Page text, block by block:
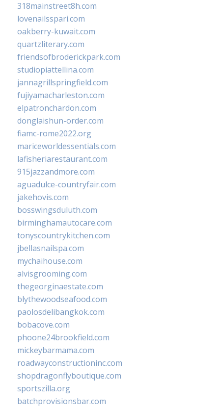
318mainstreet8h.com
lovenailsspari.com
oakberry-kuwait.com
quartzliterary.com
friendsofbroderickpark.com
studiopiattellina.com
jannagrillspringfield.com
fujiyamacharleston.com
elpatronchardon.com
donglaishun-order.com
fiamc-rome2022.org
mariceworldessentials.com
lafisheriarestaurant.com
915jazzandmore.com
aguadulce-countryfair.com
jakehovis.com
bosswingsduluth.com
birminghamautocare.com
tonyscountrykitchen.com
jbellasnailspa.com
mychaihouse.com
alvisgrooming.com
thegeorginaestate.com
blythewoodseafood.com
paolosdelibangkok.com
bobacove.com
phoone24brookfield.com
mickeybarmama.com
roadwayconstructioninc.com
shopdragonflyboutique.com
sportszilla.org
batchprovisionsbar.com